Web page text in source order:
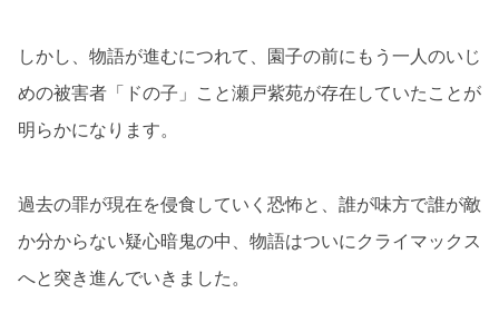
しかし、物語が進むにつれて、園子の前にもう一人のいじ
めの被害者「ドの子」こと瀬戸紫苑が存在していたことが
明らかになります。
過去の罪が現在を侵食していく恐怖と、誰が味方で誰が敵
か分からない疑心暗鬼の中、物語はついにクライマックス
へと突き進んでいきました。